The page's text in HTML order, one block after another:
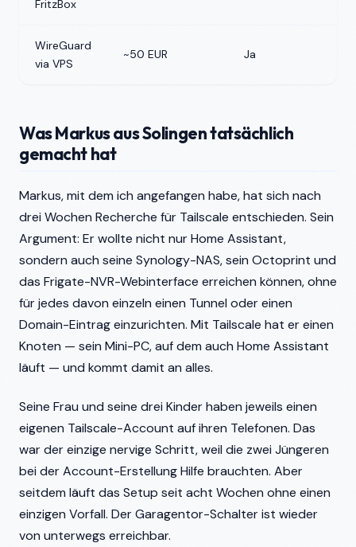
FritzBox
WireGuard
via VPS
~50 EUR Ja
Was Markus aus Solingen tatsächlich
gemacht hat
Markus, mit dem ich angefangen habe, hat sich nach
drei Wochen Recherche für Tailscale entschieden. Sein
Argument: Er wollte nicht nur Home Assistant,
sondern auch seine Synology-NAS, sein Octoprint und
das Frigate-NVR-Webinterface erreichen können, ohne
für jedes davon einzeln einen Tunnel oder einen
Domain-Eintrag einzurichten. Mit Tailscale hat er einen
Knoten — sein Mini-PC, auf dem auch Home Assistant
läuft — und kommt damit an alles.
Seine Frau und seine drei Kinder haben jeweils einen
eigenen Tailscale-Account auf ihren Telefonen. Das
war der einzige nervige Schritt, weil die zwei Jüngeren
bei der Account-Erstellung Hilfe brauchten. Aber
seitdem läuft das Setup seit acht Wochen ohne einen
einzigen Vorfall. Der Garagentor-Schalter ist wieder
von unterwegs erreichbar.